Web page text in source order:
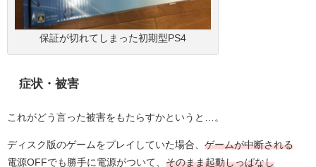
保証が切れてしまった初期型PS4
症状・被害
これがどう言った被害をもたらすかというと…。
ディスク版のゲームをプレイしていた場合、 ゲームが中断される
電源OFFでも勝手に電源がついて、 そのまま起動しっぱなし